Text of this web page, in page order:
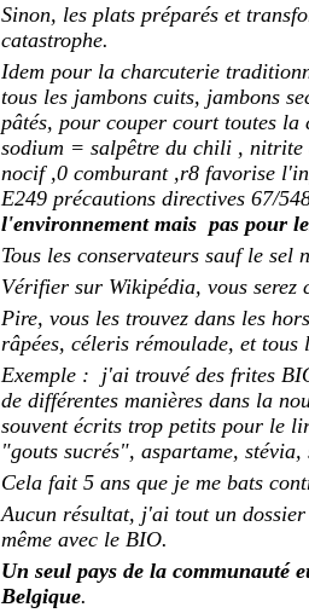
Sinon, les plats préparés et
catastrophe.
Idem pour la charcuterie
tous les jambons cuits, jambons
pâtés, pour couper court toutes la
sodium = salpêtre du chili , nitrite
nocif ,0 comburant ,r8 favorise
E249 précautions directives 67/
l'environnement mais pas pour
Tous les conservateurs sauf le sel
Vérifier sur Wikipédia, vous serez
Pire, vous les trouvez dans les
râpées, céleris rémoulade, et
Exemple : j'ai trouvé des frites
de différentes manières dans la
souvent écrits trop petits pour le
"gouts sucrés", aspartame, stévia,
Cela fait 5 ans que je me bats
Aucun résultat, j'ai tout un
même avec le BIO.
Un seul pays de la communauté
Belgique.